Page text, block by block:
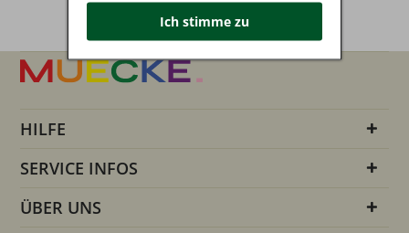
HILFE
SERVICE INFOS
ÜBER UNS
Ich stimme zu